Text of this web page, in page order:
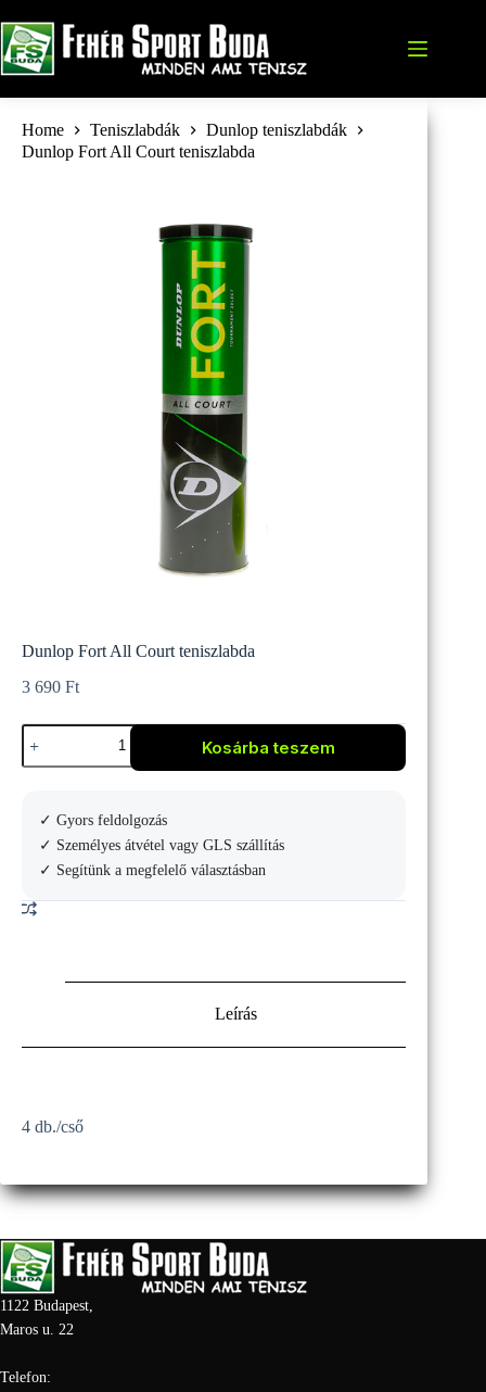
to
content
Home Teniszlabdák
Dunlop teniszlabdák
Dunlop Fort All Court teniszlabda
Dunlop Fort All Court teniszlabda
3 690 Ft
Dunlop
Fort
All
mennyiség
Kosárba teszem
✓ Gyors feldolgozás
✓ Személyes átvétel vagy GLS szállítás
✓ Segítünk a megfelelő választásban
Leírás
4 db./cső
1122 Budapest,
Maros u. 22
Telefon: